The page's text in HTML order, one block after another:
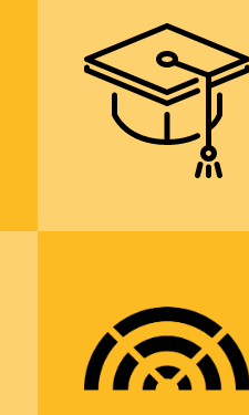
studium na všech
typek vyšších
odborných škol a
vysokých škol
fungování školy
prostřednictvím
studentského
parlamentu